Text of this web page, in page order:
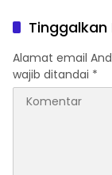
Tinggalkan
Alamat email
wajib ditandai *